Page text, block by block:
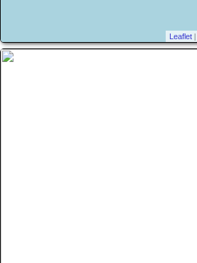
Leaflet |